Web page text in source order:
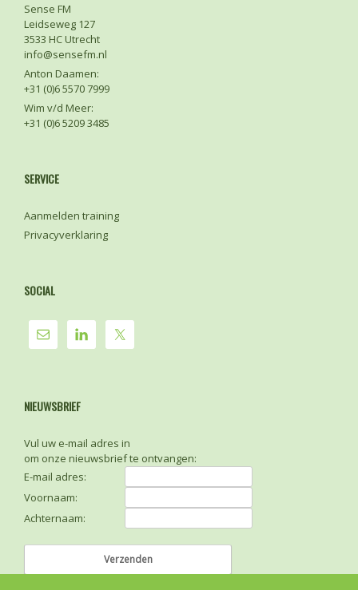
Sense FM
Leidseweg 127
3533 HC Utrecht
info@sensefm.nl
Anton Daamen:
+31 (0)6 5570 7999
Wim v/d Meer:
+31 (0)6 5209 3485
SERVICE
Aanmelden training
Privacyverklaring
SOCIAL
NIEUWSBRIEF
Vul uw e-mail adres in
om onze nieuwsbrief te ontvangen:
E-mail adres:
Voornaam:
Achternaam: